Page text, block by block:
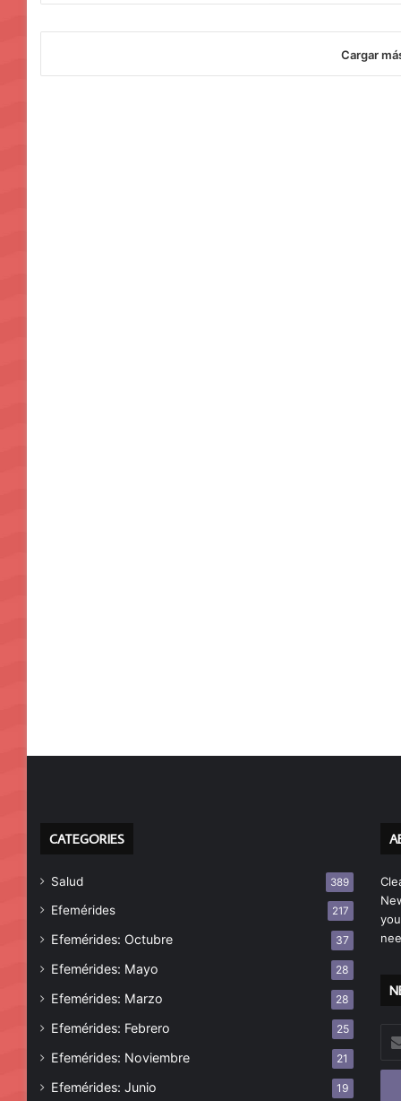
Cargar
CATEGORIES
Salud 389
Efemérides 217
Efemérides: Octubre 37
Efemérides: Mayo 28
Efemérides: Marzo 28
Efemérides: Febrero 25
Efemérides: Noviembre 21
Efemérides: Junio 19
tu